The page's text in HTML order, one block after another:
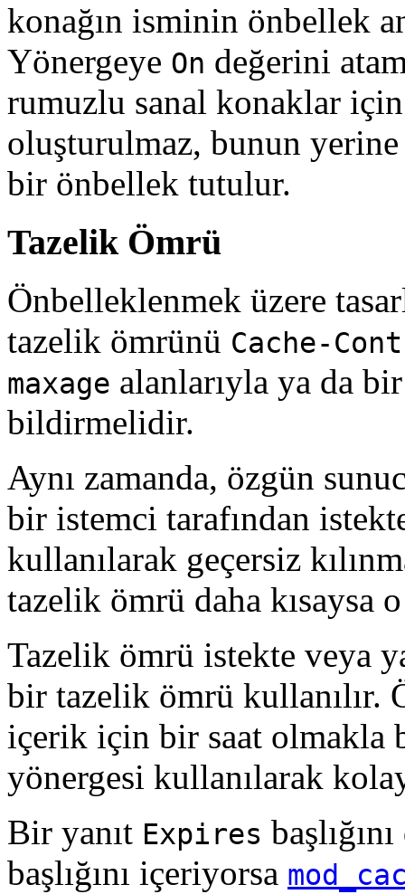
konağın isminin önbellek
Yönergeye On değerini
rumuzlu sanal konaklar
oluşturulmaz, bunun
bir önbellek tutulur.
Tazelik Ömrü
Önbelleklenmek üzere
tazelik ömrünü Cache-
maxage alanlarıyla ya da
bildirmelidir.
Aynı zamanda, özgün
bir istemci tarafından
kullanılarak geçersiz
tazelik ömrü daha kısaysa
Tazelik ömrü istekte veya
bir tazelik ömrü kullanılır.
içerik için bir saat
yönergesi kullanılarak
Bir yanıt Expires
başlığını içeriyorsa